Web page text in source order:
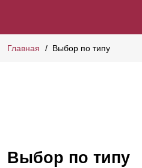
Главная Выбор по типу
Выбор по типу